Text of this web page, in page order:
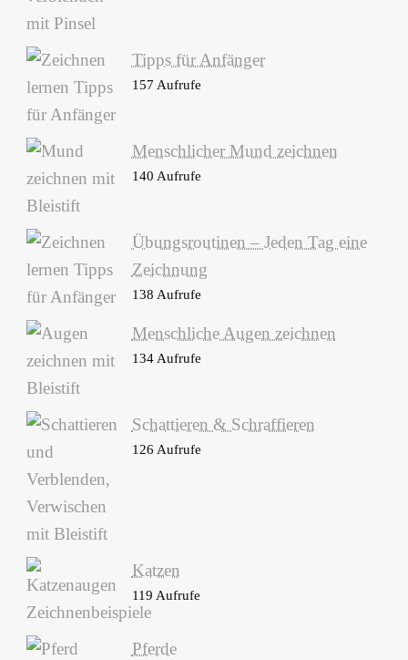
Tipps für Anfänger
157 Aufrufe
Menschlicher Mund zeichnen
140 Aufrufe
Übungsroutinen – Jeden Tag eine
Zeichnung
138 Aufrufe
Menschliche Augen zeichnen
134 Aufrufe
Schattieren & Schraffieren
126 Aufrufe
Katzen
119 Aufrufe
Pferde